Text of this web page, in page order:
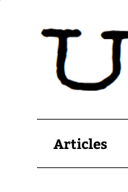
Articles